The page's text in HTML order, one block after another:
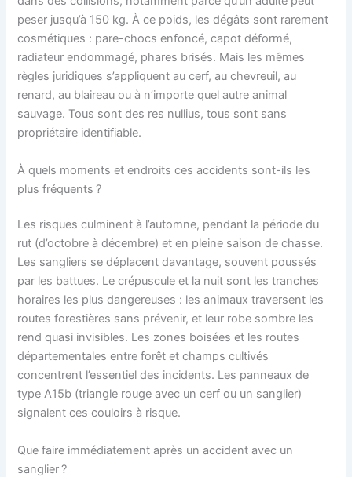
peser jusqu’à 150 kg. À ce poids, les dégâts sont rarement
cosmétiques : pare-chocs enfoncé, capot déformé,
radiateur endommagé, phares brisés. Mais les mêmes
règles juridiques s’appliquent au cerf, au chevreuil, au
renard, au blaireau ou à n’importe quel autre animal
sauvage. Tous sont des res nullius, tous sont sans
propriétaire identifiable.
À quels moments et endroits ces accidents sont-ils les
plus fréquents ?
Les risques culminent à l’automne, pendant la période du
rut (d’octobre à décembre) et en pleine saison de chasse.
Les sangliers se déplacent davantage, souvent poussés
par les battues. Le crépuscule et la nuit sont les tranches
horaires les plus dangereuses : les animaux traversent les
routes forestières sans prévenir, et leur robe sombre les
rend quasi invisibles. Les zones boisées et les routes
départementales entre forêt et champs cultivés
concentrent l’essentiel des incidents. Les panneaux de
type A15b (triangle rouge avec un cerf ou un sanglier)
signalent ces couloirs à risque.
Que faire immédiatement après un accident avec un
sanglier ?